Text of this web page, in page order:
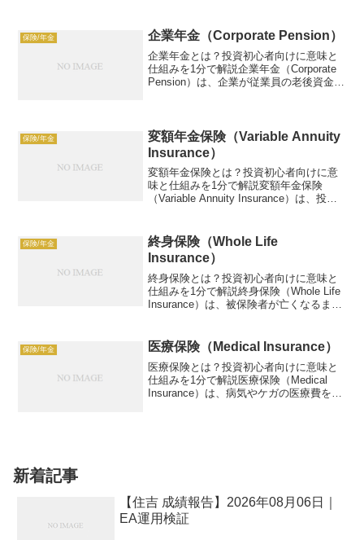
3%運用で300万円ゲイン。この記事で
は、厚生年金...
保険/年金 企業年金（Corporate Pension）
企業年金とは？投資初心者向けに意味と
仕組みを1分で解説企業年金（Corporate
Pension）は、企業が従業員の老後資金を
保険/年金
変額年金保険（Variable Annuity
Insurance）
変額年金保険とは？投資初心者向けに意
味と仕組みを1分で解説変額年金保険
（Variable Annuity Insurance）は、投資
の記事では、変額年金保険の仕組み...
保険/年金
終身保険（Whole Life
Insurance）
終身保険とは？投資初心者向けに意味と
仕組みを1分で解説終身保険（Whole Life
Insurance）は、被保険者が亡くなるまで
一部が貯蓄に回り、解約時に返戻金を
受...
保険/年金 医療保険（Medical Insurance）
医療保険とは？投資初心者向けに意味と
仕組みを1分で解説医療保険（Medical
Insurance）は、病気やケガの医療費を補
新着記事
【住吉 成績報告】2026年08月06日｜
EA運用検証